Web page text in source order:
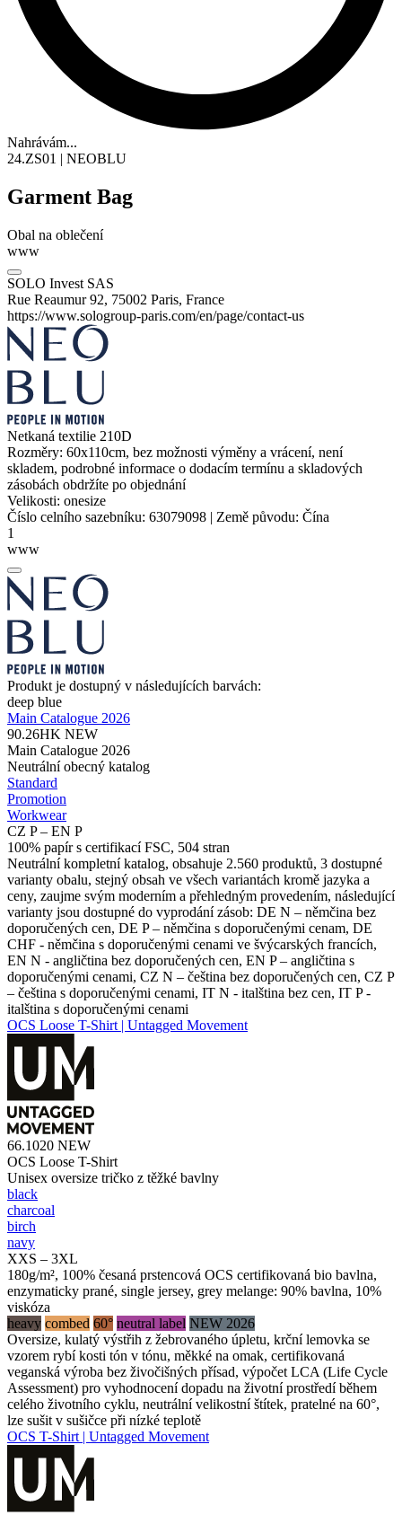
Nahrávám...
24.ZS01 | NEOBLU
Garment Bag
Obal na oblečení
www
SOLO Invest SAS
Rue Reaumur 92, 75002 Paris, France
https://www.sologroup-paris.com/en/page/contact-us
Netkaná textilie 210D
Rozměry: 60x110cm, bez možnosti výměny a vrácení, není
skladem, podrobné informace o dodacím termínu a skladových
zásobách obdržíte po objednání
Velikosti: onesize
Číslo celního sazebníku: 63079098 | Země původu: Čína
1
www
Produkt je dostupný v následujících barvách:
deep blue
Main Catalogue 2026
90.26HK NEW
Main Catalogue 2026
Neutrální obecný katalog
Standard
Promotion
Workwear
CZ P – EN P
100% papír s certifikací FSC, 504 stran
Neutrální kompletní katalog, obsahuje 2.560 produktů, 3 dostupné
varianty obalu, stejný obsah ve všech variantách kromě jazyka a
ceny, zaujme svým moderním a přehledným provedením, následující
varianty jsou dostupné do vyprodání zásob: DE N – němčina bez
doporučených cen, DE P – němčina s doporučenými cenam, DE
CHF - němčina s doporučenými cenami ve švýcarských francích,
EN N - angličtina bez doporučených cen, EN P – angličtina s
doporučenými cenami, CZ N – čeština bez doporučených cen, CZ P
– čeština s doporučenými cenami, IT N - italština bez cen, IT P -
italština s doporučenými cenami
OCS Loose T-Shirt | Untagged Movement
66.1020 NEW
OCS Loose T-Shirt
Unisex oversize tričko z těžké bavlny
black
charcoal
birch
navy
XXS – 3XL
180g/m², 100% česaná prstencová OCS certifikovaná bio bavlna,
enzymaticky prané, single jersey, grey melange: 90% bavlna, 10%
viskóza
heavy combed 60° neutral label NEW 2026
Oversize, kulatý výstřih z žebrovaného úpletu, krční lemovka se
vzorem rybí kosti tón v tónu, měkké na omak, certifikovaná
veganská výroba bez živočišných přísad, výpočet LCA (Life Cycle
Assessment) pro vyhodnocení dopadu na životní prostředí během
celého životního cyklu, neutrální velikostní štítek, pratelné na 60°,
lze sušit v sušičce při nízké teplotě
OCS T-Shirt | Untagged Movement